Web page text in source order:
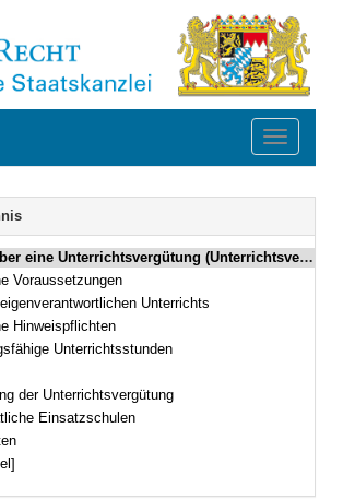
Toggle
(Unterrichtsvergütungsverordnung – UntVergV) Vom 12. Juni 2013 (GVBl. S. 431) BayRS 2032-2-83-K (§§ 1–8)
Voraussetzungen
Unterrichts
Hinweispflichten
Unterrichtsstunden
der Unterrichtsvergütung
Einsatzschulen